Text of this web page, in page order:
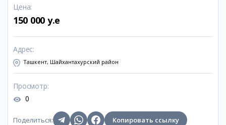
Цена:
150 000 y.e
Адрес:
Ташкент, Шайхантахурский район
Просмотр:
0
Поделиться: Копировать ссылку